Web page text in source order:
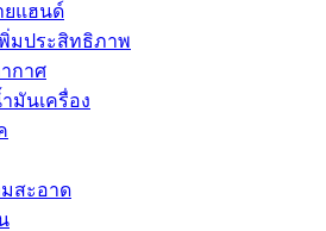
ยแฮนด์
มประสิทธิภาพ
กาศ
มันเครื่อง
สะอาด